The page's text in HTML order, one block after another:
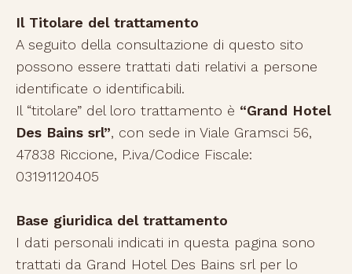
Il Titolare del trattamento
A seguito della consultazione di questo sito
possono essere trattati dati relativi a persone
identificate o identificabili.
Il “titolare” del loro trattamento è “Grand Hotel
Des Bains srl”, con sede in Viale Gramsci 56,
47838 Riccione, P.iva/Codice Fiscale:
03191120405
Base giuridica del trattamento
I dati personali indicati in questa pagina sono
trattati da Grand Hotel Des Bains srl per lo